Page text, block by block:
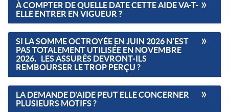
À COMPTER DE QUELLE DATE CETTE AIDE VA-T-
ELLE ENTRER EN VIGUEUR ?
SI LA SOMME OCTROYÉE EN JUIN 2026 N'EST
PAS TOTALEMENT UTILISÉE EN NOVEMBRE
2026, LESASSURÉS DEVRONT-ILS
REMBOURSER LE TROP PERÇU ?
LA DEMANDE D'AIDE PEUT ELLE CONCERNER
PLUSIEURS MOTIFS ?